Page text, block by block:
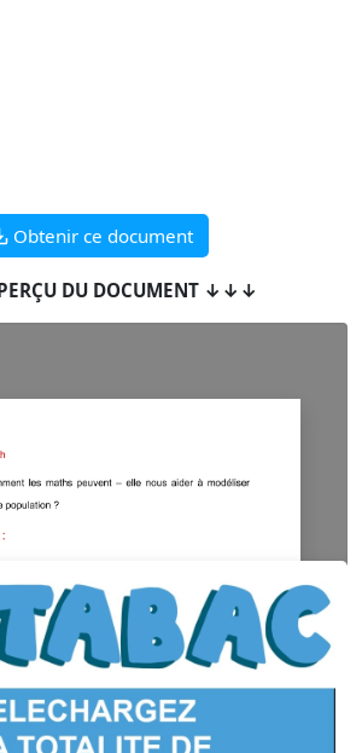
Obtenir ce document
DU DOCUMENT ↓↓↓